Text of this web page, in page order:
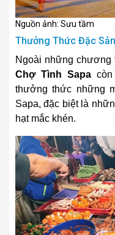
Nguồn ảnh: Sưu tầm
Thưởng Thức Đặc
Ngoài những chương
Chợ Tình Sapa
thưởng thức những
Sapa, đặc biệt là
hạt mắc khén.